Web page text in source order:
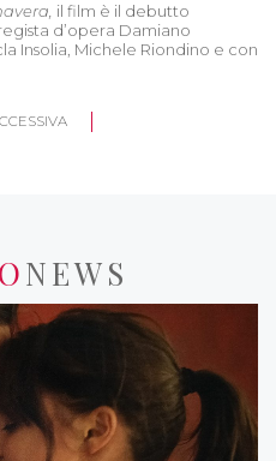
il film è il debutto
d’opera Damiano
Insolia, Michele Riondino e con
NEWS